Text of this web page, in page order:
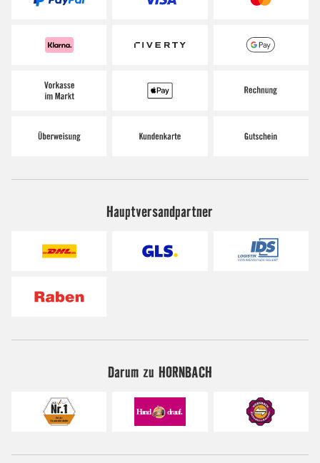
Hauptversandpartner
Darum zu HORNBACH